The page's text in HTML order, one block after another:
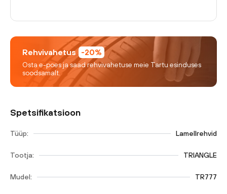
Rehvivahetus -20%
Osta e-poes ja saad rehvivahetuse meie Tartu esinduses
soodsamalt.
Spetsifikatsioon
Tüüp: Lamellrehvid
Tootja: TRIANGLE
Mudel: TR777